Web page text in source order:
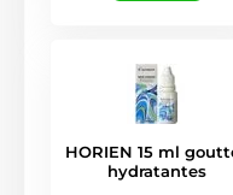
HORIEN 15 ml
hydratantes